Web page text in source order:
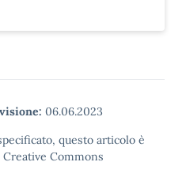
06.06.2023
questo articolo è
Commons